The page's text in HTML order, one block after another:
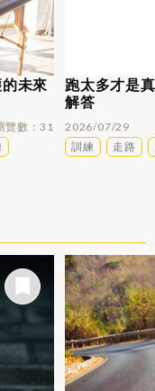
未來
覽數
31
跑太多才是
解答
2026/07/29
訓練
走路